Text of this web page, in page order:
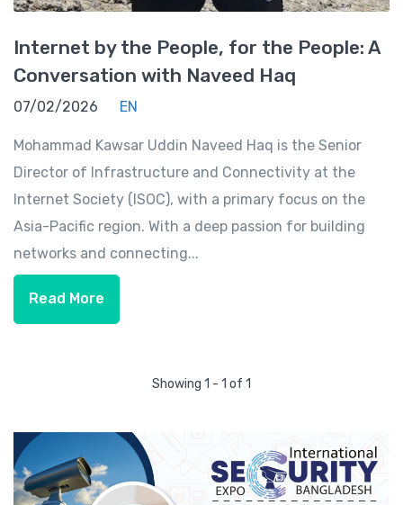
Internet by the People, for the People: A
Conversation with Naveed Haq
07/02/2026 EN
Mohammad Kawsar Uddin Naveed Haq is the Senior
Director of Infrastructure and Connectivity at the
Internet Society (ISOC), with a primary focus on the
Asia-Pacific region. With a deep passion for building
networks and connecting...
Read More
Showing 1 - 1 of 1